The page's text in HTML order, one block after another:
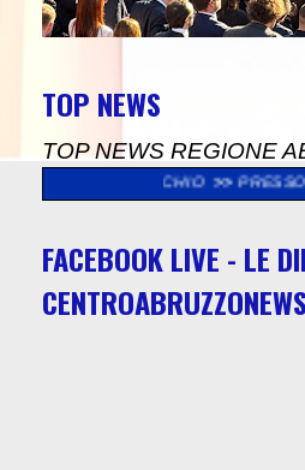
TOP NEWS
TOP NEWS REGIONE
PRESSO IL PALAZZO
FACEBOOK LIVE - LE
CENTROABRUZZONEWS